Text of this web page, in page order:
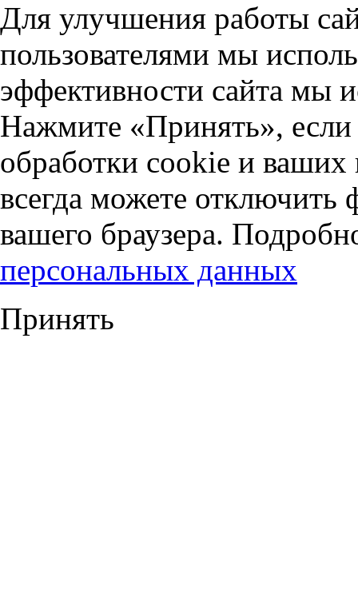
Для улучшения работы
пользователями мы
эффективности сайта мы
Нажмите «Принять», если
обработки cookie и
всегда можете отключить
вашего браузера.
персональных данных
Принять